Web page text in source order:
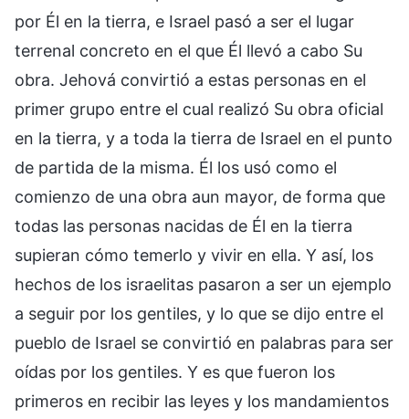
por Él en la tierra, e Israel pasó a ser el lugar
terrenal concreto en el que Él llevó a cabo Su
obra. Jehová convirtió a estas personas en el
primer grupo entre el cual realizó Su obra oficial
en la tierra, y a toda la tierra de Israel en el punto
de partida de la misma. Él los usó como el
comienzo de una obra aun mayor, de forma que
todas las personas nacidas de Él en la tierra
supieran cómo temerlo y vivir en ella. Y así, los
hechos de los israelitas pasaron a ser un ejemplo
a seguir por los gentiles, y lo que se dijo entre el
pueblo de Israel se convirtió en palabras para ser
oídas por los gentiles. Y es que fueron los
primeros en recibir las leyes y los mandamientos